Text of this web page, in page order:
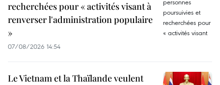
recherchées pour « activités visant à
renverser l'administration populaire
»
07/08/2026 14:54
Le Vietnam et la Thaïlande veulent